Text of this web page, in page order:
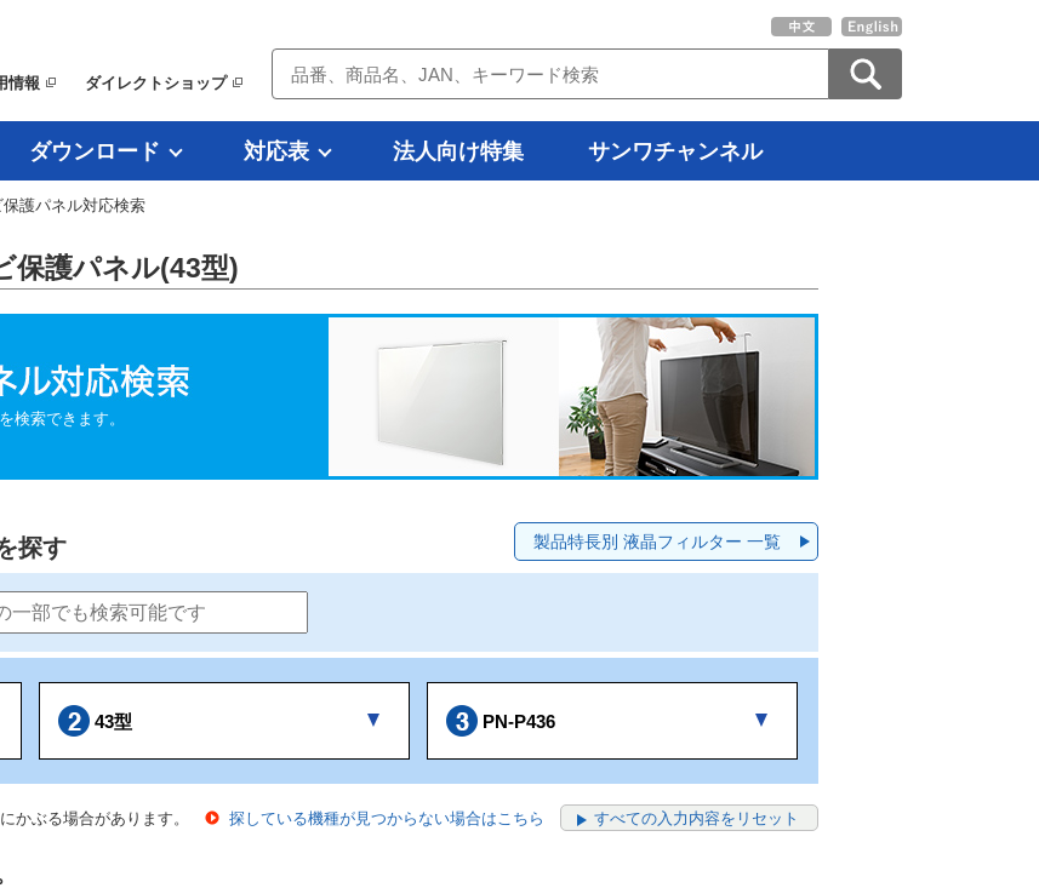
情報 ダイレクトショップ
ダウンロード 対応表 法人向け特集 サンワチャンネル
護パネル対応検索
保護パネル(43型)
検索できます。
探す 製品特長別 液晶フィルター 一覧
43型 PN-P436
かぶる場合があります。 探している機種が見つからない場合はこちら すべての入力内容をリセット